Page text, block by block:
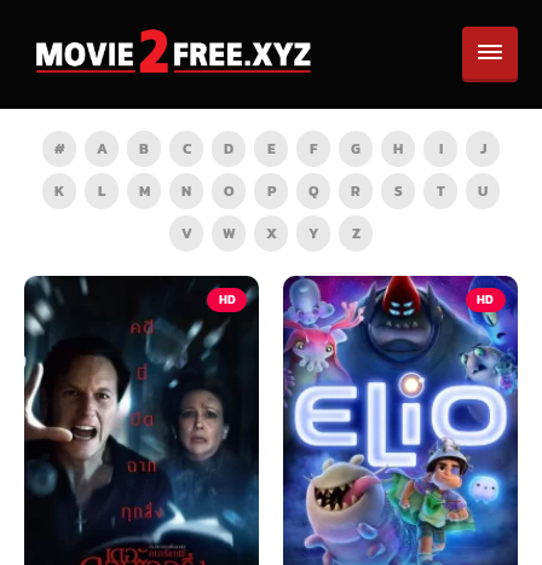
# A B C D E F G H I
J
K
L M N O P Q R S T
U
V
W X Y Z
HD